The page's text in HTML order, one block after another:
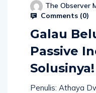
The Observer
Comments (0)
Galau
Passive
Solusinya!
Penulis: Athaya